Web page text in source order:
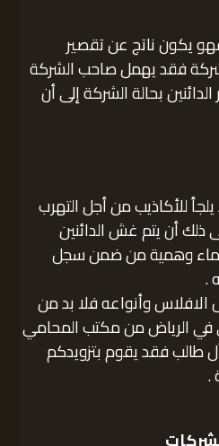
يكون ناتج عن تقصير
فقد يهمل صاحب الشركة
بحالة الشركة إلى أن
للأكاذيب من أجل التهرب
ذلك أن يتم غش الدائنين
وهمية من ضمن سجل
.
وأنواعه فلا بد من
الرياض من مكتب المحامي
طالب فقد يقوم بتزويدكم
.